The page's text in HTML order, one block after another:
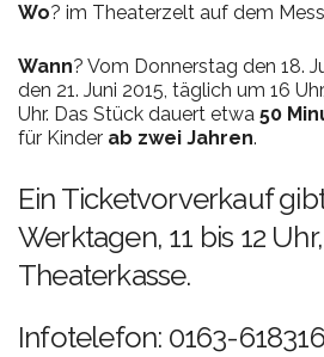
Wo? im Theaterzelt auf dem
Wann? Vom Donnerstag den 18.
den 21. Juni 2015, täglich um 16
Uhr. Das Stück dauert etwa 50
für Kinder ab zwei Jahren.
Ein Ticketvorverkauf
Werktagen, 11 bis 12
Theaterkasse.
Infotelefon: 0163-